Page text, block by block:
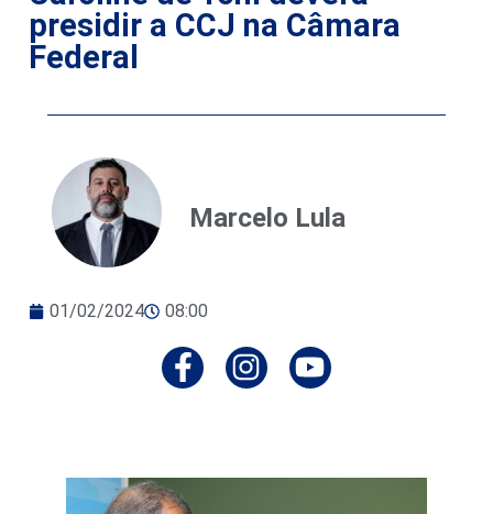
presidir a CCJ na Câmara
Federal
Marcelo Lula
01/02/2024 08:00